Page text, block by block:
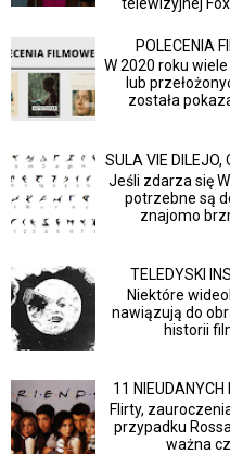
telewizyjnej
POLECENIA
W 2020 roku
lub
została
SULA VIE
Jeśli zdarza się
potrzebne są
znajomo
TELEDYSKI
Niektóre
nawiązują do
historii
11 NIEUDANYCH
Flirty,
przypadku
ważna